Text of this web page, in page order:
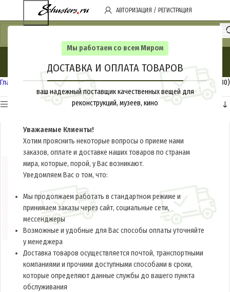
Мы работаем со всем Миром
ДОСТАВКА И ОПЛАТА ТОВАРОВ
ваш надежный поставщик качественных вещей для
реконструкций, музеев, кино
Уважаемые Клиенты!
Хотим прояснить некоторые вопросы о приеме нами
заказов, оплате и доставке наших товаров по странам
мира, которые, порой, у Вас возникают.
Уведомляем Вас о том, что:
Мы продолжаем работать в стандартном режиме и
принимаем заказы через сайт, социальные сети,
мессенджеры
Возможные и удобные для Вас способы оплаты уточняйте
у менеджера
Доставка товаров осуществляется почтой, транспортными
компаниями и прочими доступными способами в сроки,
которые определяют данные службы до вашего пункта
обслуживания
АВТОРИЗАЦИЯ / РЕГИСТРАЦИЯ
Фурнитура
Categories
Главная РСФСР-СССР 1918-1945 Фурнитура Показаны все (30)
Показать Категории
Звезда к пилотке 24 мм.
(оригинал) M3-431-Z
Знак снайпер РККА M3-430-Z